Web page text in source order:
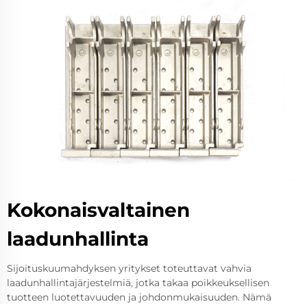
Kokonaisvaltainen
laadunhallinta
Sijoituskuumahdyksen yritykset toteuttavat vahvia
laadunhallintajärjestelmiä, jotka takaa poikkeuksellisen
tuotteen luotettavuuden ja johdonmukaisuuden. Nämä